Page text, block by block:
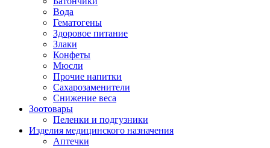
Вода
Гематогены
Здоровое питание
Злаки
Конфеты
Мюсли
Прочие напитки
Сахарозаменители
Снижение веса
Зоотовары
Пеленки и подгузники
Изделия медицинского назначения
Аптечки